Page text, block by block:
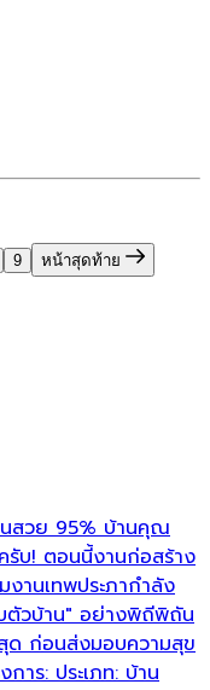
9 หน้าสุดท้าย
สวย 95% บ้านคุณ
รับ! ตอนนี้งานก่อสร้าง
านเทพประภากำลัง
บตัวบ้าน" อย่างพิถีพิถัน
ด ก่อนส่งมอบความสุข
การ: ประเภท: บ้าน